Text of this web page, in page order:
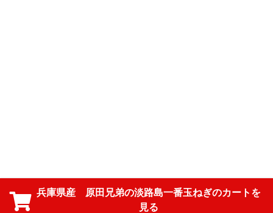
兵庫県産 原田兄弟の淡路島一番玉ねぎのカートを
見る